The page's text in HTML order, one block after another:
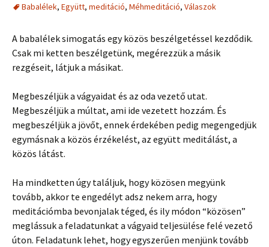
Babalélek, Együtt, meditáció, Méhmeditáció, Válaszok
A babalélek simogatás egy közös beszélgetéssel kezdődik.
Csak mi ketten beszélgetünk, megérezzük a másik
rezgéseit, látjuk a másikat.
Megbeszéljük a vágyaidat és az oda vezető utat.
Megbeszéljük a múltat, ami ide vezetett hozzám. És
megbeszéljük a jövőt, ennek érdekében pedig megengedjük
egymásnak a közös érzékelést, az együtt meditálást, a
közös látást.
Ha mindketten úgy találjuk, hogy közösen megyünk
tovább, akkor te engedélyt adsz nekem arra, hogy
meditációmba bevonjalak téged, és ily módon “közösen”
meglássuk a feladatunkat a vágyaid teljesülése felé vezető
úton. Feladatunk lehet, hogy egyszerűen menjünk tovább